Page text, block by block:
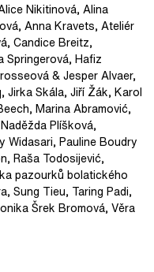
Nikitinová, Alina
Anna Kravets, Ateliér
Candice Breitz,
Springerová, Hafiz
& Jesper Alvaer,
Jirka Skála, Jiří Žák, Karol
Marina Abramović,
Plíšková,
Widasari, Pauline Boudry
Raša Todosijević,
pazourků bolatického
Sung Tieu, Taring Padi,
Šrek Bromová, Věra